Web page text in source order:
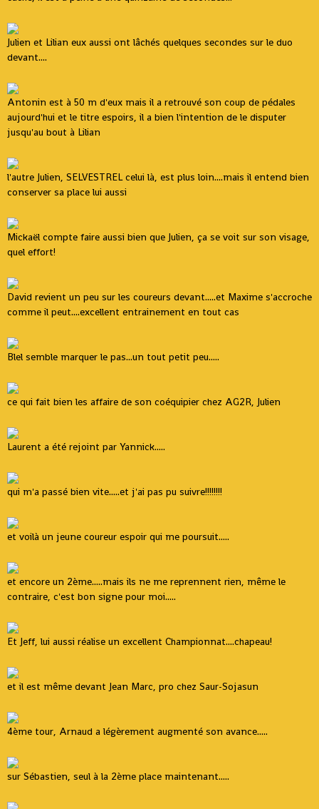
Julien et Lilian eux aussi ont lâchés quelques secondes sur le duo
devant....
Antonin est à 50 m d'eux mais il a retrouvé son coup de pédales
aujourd'hui et le titre espoirs, il a bien l'intention de le disputer
jusqu'au bout à Lilian
l'autre Julien, SELVESTREL celui là, est plus loin....mais il entend bien
conserver sa place lui aussi
Mickaël compte faire aussi bien que Julien, ça se voit sur son visage,
quel effort!
David revient un peu sur les coureurs devant.....et Maxime s'accroche
comme il peut....excellent entrainement en tout cas
Blel semble marquer le pas...un tout petit peu.....
ce qui fait bien les affaire de son coéquipier chez AG2R, Julien
Laurent a été rejoint par Yannick.....
qui m'a passé bien vite.....et j'ai pas pu suivre!!!!!!!!
et voilà un jeune coureur espoir qui me poursuit.....
et encore un 2ème.....mais ils ne me reprennent rien, même le
contraire, c'est bon signe pour moi.....
Et Jeff, lui aussi réalise un excellent Championnat....chapeau!
et il est même devant Jean Marc, pro chez Saur-Sojasun
4ème tour, Arnaud a légèrement augmenté son avance.....
sur Sébastien, seul à la 2ème place maintenant.....